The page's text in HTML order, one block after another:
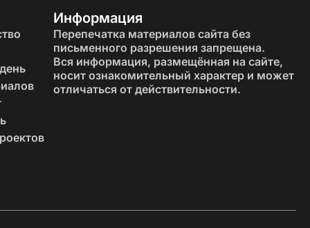
Их легко реставрировать при
Дерево можно шлифовать, покрывать
распространенных пород, используемых
воздействию влаги.
воздушных интерьеров.
Информация
Перепечатка материалов сайта без
письменного разрешения запрещена.
Вся информация, размещённая на сайте,
носит ознакомительный характер и может
отличаться от действительности.